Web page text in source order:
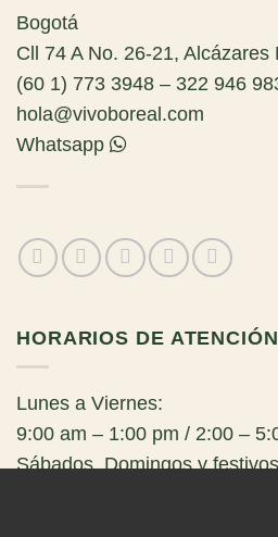
Bogotá
Cll 74 A No. 26-21, Alcázares
(60 1) 773 3948 – 322 946
hola@vivoboreal.com
Whatsapp
HORARIOS DE ATENCIÓN
Lunes a Viernes:
9:00 am – 1:00 pm / 2:00 –
Sábados, Domingos y